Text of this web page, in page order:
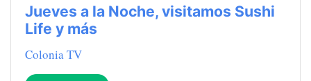
Jueves a la Noche, visitamos Sushi
Life y más
Colonia TV